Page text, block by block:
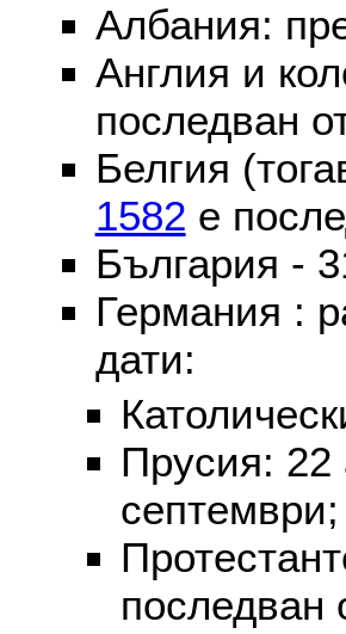
Албания:
Англия и
последван
Белгия
1582 е
България -
Германия :
дати:
Прусия: 22
септември;
последван